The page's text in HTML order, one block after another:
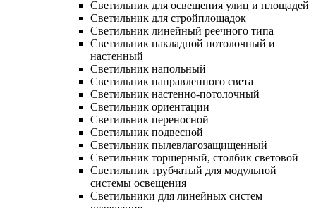
Светильник для освещения улиц и площадей
Светильник для стройплощадок
Светильник линейный реечного типа
Светильник накладной потолочный и
настенный
Светильник напольный
Светильник направленного света
Светильник настенно-потолочный
Светильник ориентации
Светильник переносной
Светильник подвесной
Светильник пылевлагозащищенный
Светильник торшерный, столбик световой
Светильник трубчатый для модульной
системы освещения
Светильники для линейных систем